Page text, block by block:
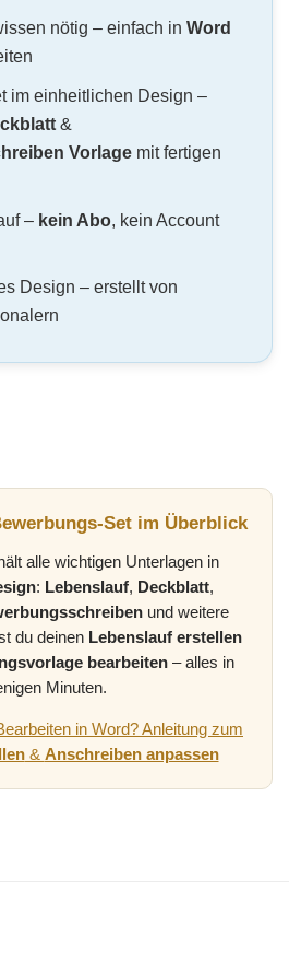
nötig – einfach in Word
im einheitlichen Design –
&
Vorlagemit fertigen
– kein Abo, kein Account
Design – erstellt von
Set im Überblick
alle wichtigen Unterlagen in
: Lebenslauf, Deckblatt,
und weitere
du deinen Lebenslauf erstellen
bearbeiten– alles in
Minuten.
in Word? Anleitung zum
& Anschreiben anpassen